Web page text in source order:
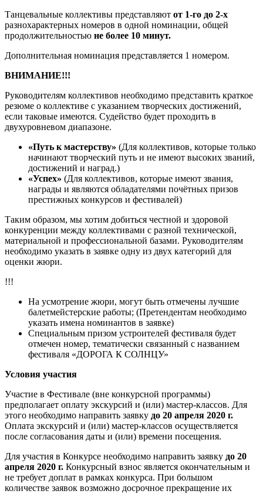
Танцевальные коллективы представляют от 1-го до 2-х
разнохарактерных номеров в одной номинации, общей
продолжительностью не более 10 минут.
Дополнительная номинация представляется 1 номером.
ВНИМАНИЕ!!!
Руководителям коллективов необходимо представить краткое
резюме о коллективе с указанием творческих достижений,
если таковые имеются. Судейство будет проходить в
двухуровневом диапазоне.
«Путь к мастерству» (Для коллективов, которые только
начинают творческий путь и не имеют высоких званий,
достижений и наград.)
«Успех» (Для коллективов, которые имеют звания,
награды и являются обладателями почётных призов
престижных конкурсов и фестивалей)
Таким образом, мы хотим добиться честной и здоровой
конкуренции между коллективами с разной технической,
материальной и профессиональной базами. Руководителям
необходимо указать в заявке одну из двух категорий для
оценки жюри.
!!!
На усмотрение жюри, могут быть отмечены лучшие
балетмейстерские работы; (Претендентам необходимо
указать имена номинантов в заявке)
Специальным призом устроителей фестиваля будет
отмечен номер, тематически связанный с названием
фестиваля «ДОРОГА К СОЛНЦУ»
Условия участия
Участие в Фестивале (вне конкурсной программы)
предполагает оплату экскурсий и (или) мастер-классов. Для
этого необходимо направить заявку до 20 апреля 2020 г.
Оплата экскурсий и (или) мастер-классов осуществляется
после согласования даты и (или) времени посещения.
Для участия в Конкурсе необходимо направить заявку до 20
апреля 2020 г. Конкурсный взнос является окончательным и
не требует доплат в рамках конкурса. При большом
количестве заявок возможно досрочное прекращение их